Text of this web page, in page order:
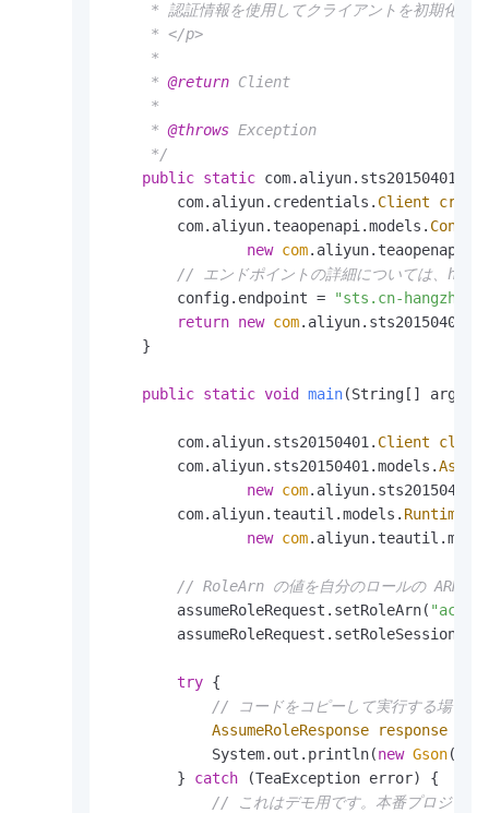
* 認証情報を使用してクライアントを初期化し
     * </p>
     *
     *
@return Client
     *
     *
@throws Exception
     */
public static
        com.aliyun.credentials.
Client
        com.aliyun.teaopenapi.models.
Config
new com
// エンドポイントの詳細については、
        config.endpoint =
"sts.cn-
return new com
    }
public static void main(String[] args_)
        com.aliyun.sts20150401.
Client
        com.aliyun.sts20150401.models.
new com
        com.aliyun.teautil.models.
new com
// RoleArn の値を自分のロールの ARN に
        assumeRoleRequest.setRoleArn(
try {
// コードをコピーして実行する場合は
AssumeRoleResponse
response
            System.out.println(
new Gson
        }
catch (TeaException error) {
// これはデモ用です。本番プロジェク